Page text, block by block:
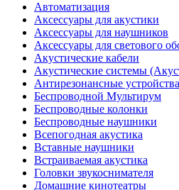
Автоматизация
Аксессуары для акустики
Аксессуары для наушников
Аксессуары для светового
Акустические кабели
Акустические системы
Антирезонансные устройства
Беспроводной Мультирум
Беспроводные колонки
Беспроводные наушники
Всепогодная акустика
Вставные наушники
Встраиваемая акустика
Головки звукоснимателя
Домашние кинотеатры